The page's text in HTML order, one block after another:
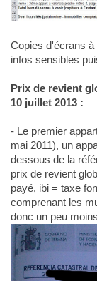
Copies d'écrans
infos sensibles
Prix de revient
10 juillet 2013 :
- Le premier
mai 2011), un
dessous de la
prix de revient
payé, ibi = taxe
comprenant les
donc un peu